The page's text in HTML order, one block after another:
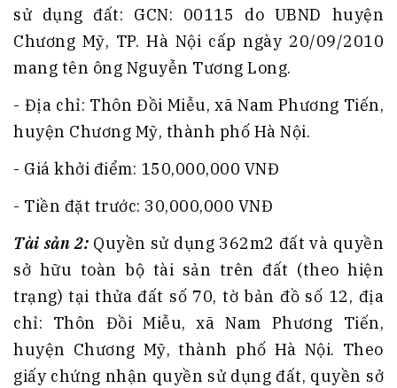
sử dụng đất: GCN: 00115 do UBND huyện
Chương Mỹ, TP. Hà Nội cấp ngày 20/09/2010
mang tên ông Nguyễn Tương Long.
- Địa chỉ: Thôn Đồi Miễu, xã Nam Phương Tiến,
huyện Chương Mỹ, thành phố Hà Nội.
- Giá khởi điểm: 150,000,000 VNĐ
- Tiền đặt trước: 30,000,000 VNĐ
Tài sản 2: Quyền sử dụng 362m2 đất và quyền
sở hữu toàn bộ tài sản trên đất (theo hiện
trạng) tại thửa đất số 70, tờ bản đồ số 12, địa
chỉ: Thôn Đồi Miễu, xã Nam Phương Tiến,
huyện Chương Mỹ, thành phố Hà Nội. Theo
giấy chứng nhận quyền sử dụng đất, quyền sở